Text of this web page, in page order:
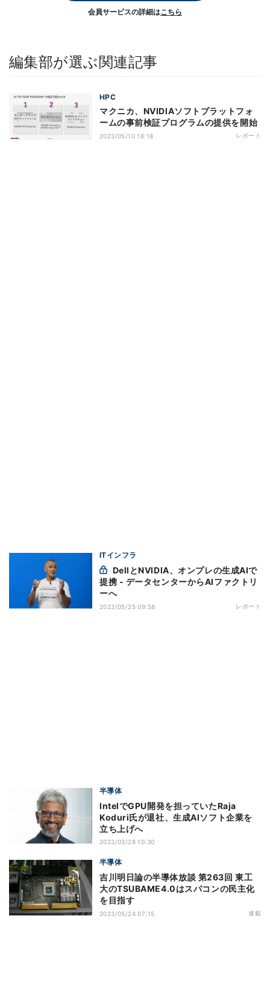
会員サービスの詳細はこちら
編集部が選ぶ関連記事
HPC
マクニカ、NVIDIAソフトプラットフォ
ームの事前検証プログラムの提供を開始
2023/05/10 18:18 レポート
ITインフラ
提携 - データセンターからAIファクトリ
ーへ
2023/05/25 09:58 レポート
半導体
IntelでGPU開発を担っていたRaja
Koduri氏が退社、生成AIソフト企業を
立ち上げへ
2023/03/28 10:30
半導体
吉川明日論の半導体放談 第263回 東工
大のTSUBAME4.0はスパコンの民主化
を目指す
2023/05/24 07:15 連載